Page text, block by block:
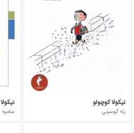
نیکولا کوچولو
رنه گوسینی سامپه